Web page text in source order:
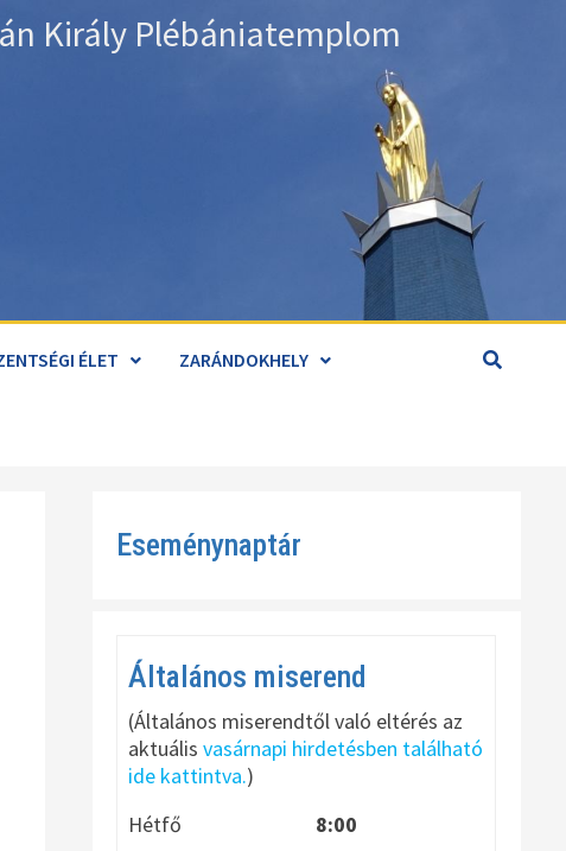
Király Plébániatemplom
ÉLET ZARÁNDOKHELY
Eseménynaptár
Általános miserend
(Általános miserendtől való eltérés az
aktuálisvasárnapi hirdetésben található
ide kattintva.)
Hétfő
8:00